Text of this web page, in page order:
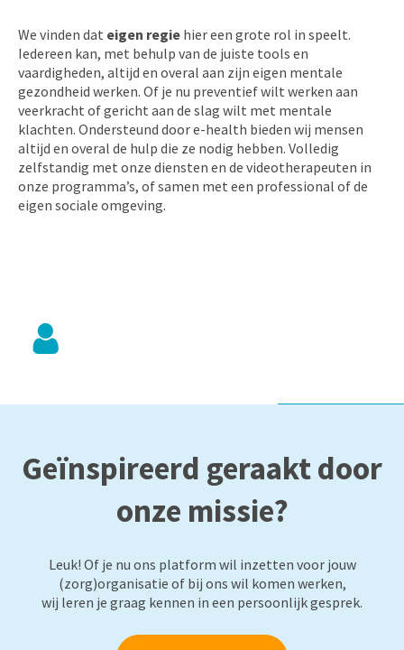
We vinden dat eigen regie hier een grote rol in speelt.
Iedereen kan, met behulp van de juiste tools en
vaardigheden, altijd en overal aan zijn eigen mentale
gezondheid werken. Of je nu preventief wilt werken aan
veerkracht of gericht aan de slag wilt met mentale
klachten. Ondersteund door e-health bieden wij mensen
altijd en overal de hulp die ze nodig hebben. Volledig
zelfstandig met onze diensten en de videotherapeuten in
onze programma’s, of samen met een professional of de
eigen sociale omgeving.
Geïnspireerd geraakt door
onze missie?
Leuk! Of je nu ons platform wil inzetten voor jouw
(zorg)organisatie of bij ons wil komen werken,
wij leren je graag kennen in een persoonlijk gesprek.